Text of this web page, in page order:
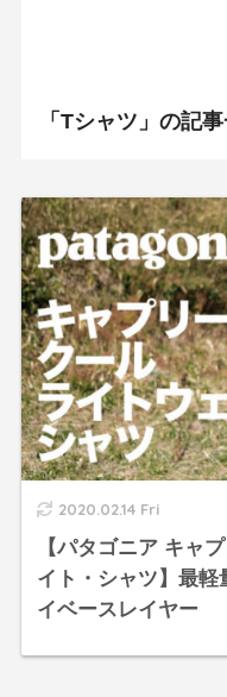
「Tシャツ」の記
2020.02.14 Fri
【パタゴニア キャ
イト・シャツ】最軽
イベースレイヤー